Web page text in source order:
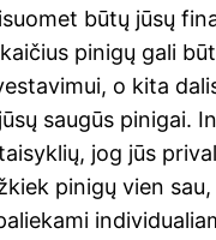
būtų jūsų
pinigų gali
o kita
saugūs pinigai.
jog jūs
pinigų vien